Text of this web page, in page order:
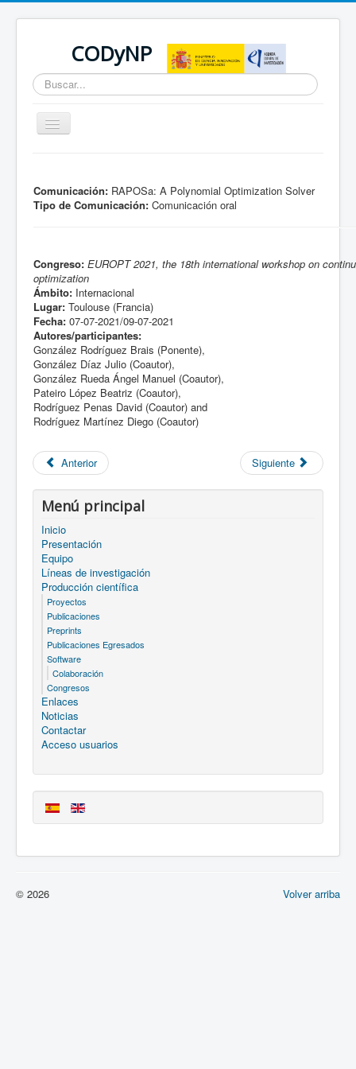
CODyNP
Buscar...
Cambiar
navegación
Comunicación: RAPOSa: A Polynomial Optimization Solver
Tipo de Comunicación: Comunicación oral
Congreso: EUROPT 2021, the 18th international workshop on
optimization
Ámbito: Internacional
Lugar: Toulouse (Francia)
Fecha: 07-07-2021/09-07-2021
Autores/participantes:
González Rodríguez Brais (Ponente),
González Díaz Julio (Coautor),
González Rueda Ángel Manuel (Coautor),
Pateiro López Beatriz (Coautor),
Rodríguez Penas David (Coautor) and
Rodríguez Martínez Diego (Coautor)
Anterior Siguiente
Menú principal
Inicio
Presentación
Equipo
Líneas de investigación
Producción científica
Proyectos
Publicaciones
Preprints
Publicaciones Egresados
Software
Colaboración
Congresos
Enlaces
Noticias
Contactar
Acceso usuarios
Volver arriba
© 2026